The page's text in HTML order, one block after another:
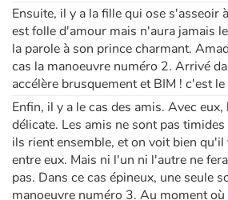
Ensuite, il y a la fille qui ose s'asseoir
est folle d'amour mais n'aura jamais
la parole à son prince charmant.
cas la manoeuvre numéro 2. Arrivé
accélère brusquement et BIM ! c'est
Enfin, il y a le cas des amis. Avec
délicate. Les amis ne sont pas
ils rient ensemble, et on voit bien qu'il
entre eux. Mais ni l'un ni l'autre ne
pas. Dans ce cas épineux, une seule
manoeuvre numéro 3. Au moment